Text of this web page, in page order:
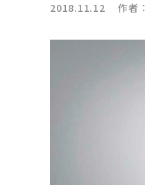
2018.11.12 作者：